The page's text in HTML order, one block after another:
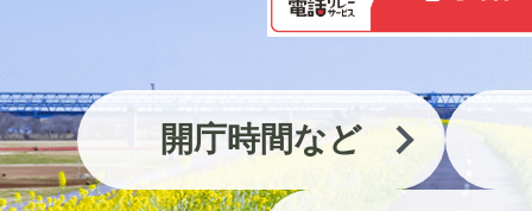
開庁時間など